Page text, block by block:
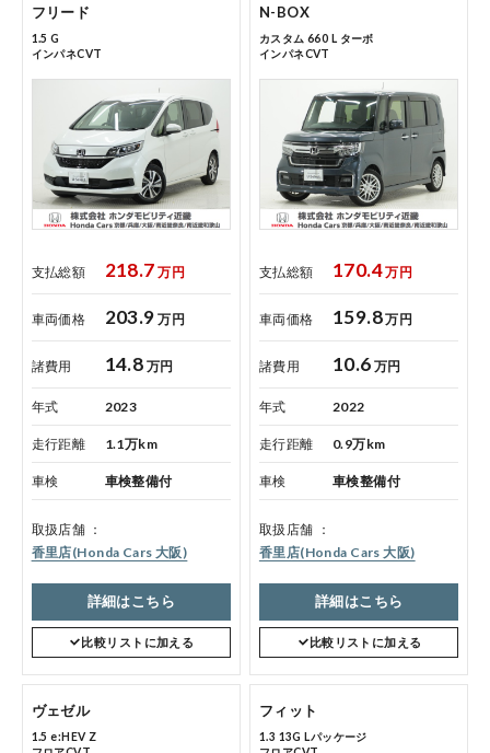
点検・整備のご予約
各店舗へのお問い合わせ
点検・整備のご予約
各店舗へのお問い合わせ
点検・整備のご予約
フリード
1.5 G
インパネCVT
支払総額 218.7 万円
車両価格 203.9 万円
諸費用 14.8 万円
年式 2023
走行距離 1.1万km
車検 車検整備付
取扱店舗
香里店(Honda Cars 大阪)
詳細はこちら
比較リストに加える
N-BOX
カスタム 660 L ターボ
インパネCVT
支払総額 170.4万円
車両価格 159.8万円
諸費用 10.6 万円
年式 2022
走行距離 0.9万km
車検 車検整備付
取扱店舗
香里店(Honda Cars 大阪)
詳細はこちら
比較リストに加える
ヴェゼル
1.5 e:HEV Z
フィット
1.3 13G Lパッケージ